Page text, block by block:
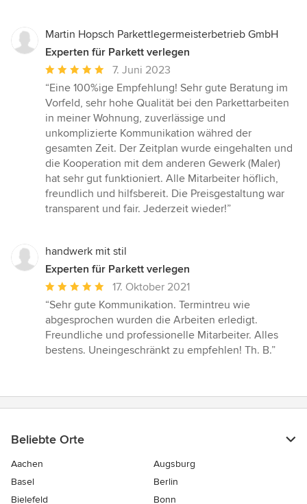
Martin Hopsch Parkettlegermeisterbetrieb GmbH
Experten für Parkett verlegen
Durchschnittliche
Bewertung:
5
von
5
Sternen
7. Juni 2023
“Eine 100%ige Empfehlung! Sehr gute Beratung im
Vorfeld, sehr hohe Qualität bei den Parkettarbeiten
in meiner Wohnung, zuverlässige und
unkomplizierte Kommunikation währed der
gesamten Zeit. Der Zeitplan wurde eingehalten und
die Kooperation mit dem anderen Gewerk (Maler)
hat sehr gut funktioniert. Alle Mitarbeiter höflich,
freundlich und hilfsbereit. Die Preisgestaltung war
transparent und fair. Jederzeit wieder!”
handwerk mit stil
Experten für Parkett verlegen
Durchschnittliche
Bewertung:
5
von
5
17. Oktober 2021
“Sehr gute Kommunikation. Termintreu wie
abgesprochen wurden die Arbeiten erledigt.
Freundliche und professionelle Mitarbeiter. Alles
bestens. Uneingeschränkt zu empfehlen! Th. B.”
Beliebte Orte
Aachen
Augsburg
Basel
Berlin
Bielefeld
Bonn